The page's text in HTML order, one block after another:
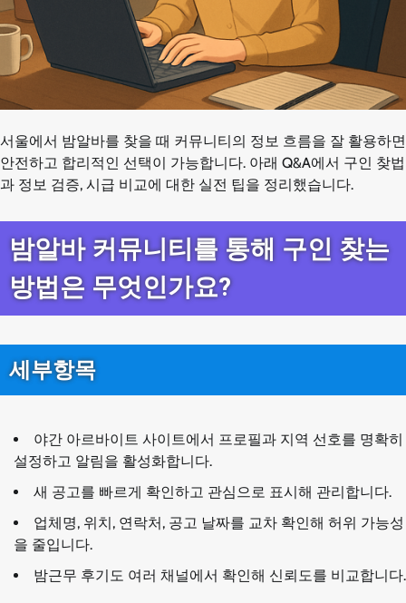
서울에서 밤알바를 찾을 때 커뮤니티의 정보 흐름을 잘 활용하면
안전하고 합리적인 선택이 가능합니다. 아래 Q&A에서 구인 찾법
과 정보 검증, 시급 비교에 대한 실전 팁을 정리했습니다.
밤알바 커뮤니티를 통해 구인 찾는
방법은 무엇인가요?
세부항목
야간 아르바이트 사이트에서 프로필과 지역 선호를 명확히
설정하고 알림을 활성화합니다.
새 공고를 빠르게 확인하고 관심으로 표시해 관리합니다.
업체명, 위치, 연락처, 공고 날짜를 교차 확인해 허위 가능성
을 줄입니다.
밤근무 후기도 여러 채널에서 확인해 신뢰도를 비교합니다.